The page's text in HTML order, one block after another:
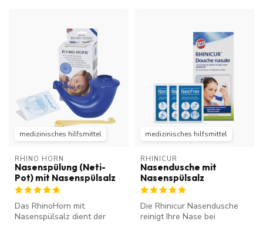
medizinisches hilfsmittel
RHINO HORN
Nasenspülung (Neti-
Pot) mit Nasenspülsalz
Das RhinoHorn mit
Nasenspülsalz dient der
medizinisches hilfsmittel
RHINICUR
Nasendusche mit
Nasenspülsalz
Die Rhinicur Nasendusche
reinigt Ihre Nase bei